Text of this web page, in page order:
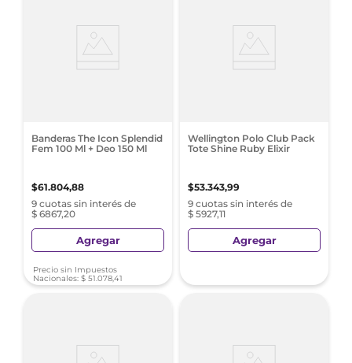
Banderas The Icon Splendid
Fem 100 Ml + Deo 150 Ml
$61.804,88
9 cuotas sin interés de
$ 6867,20
Agregar
Precio sin Impuestos
Nacionales: $ 51.078,41
Wellington Polo Club Pack
Tote Shine Ruby Elixir
$53.343,99
9 cuotas sin interés de
$ 5927,11
Agregar